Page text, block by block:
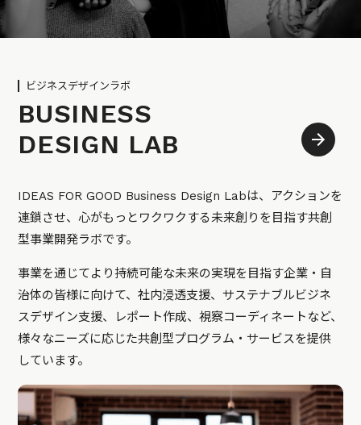
ビジネスデザインラボ
BUSINESS
DESIGN LAB
IDEAS FOR GOOD Business Design Labは、アクションを
連鎖させ、心がもっとワクワクする未来創りを目指す共創
型事業開発ラボです。
事業を通じてより持続可能な未来の実現を目指す企業・自
治体の皆様に向けて、社内浸透支援、サステナブルビジネ
スデザイン支援、レポート作成、視察コーディネートなど、
様々なニーズに応じた共創型プログラム・サービスを提供
しています。